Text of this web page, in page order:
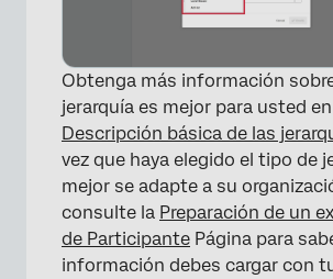
Obtenga más información
jerarquía es mejor para usted en
Descripción básica de las
vez que haya elegido el tipo de
mejor se adapte a su
consulte la Preparación de un
de Participante Página para
información debes cargar con